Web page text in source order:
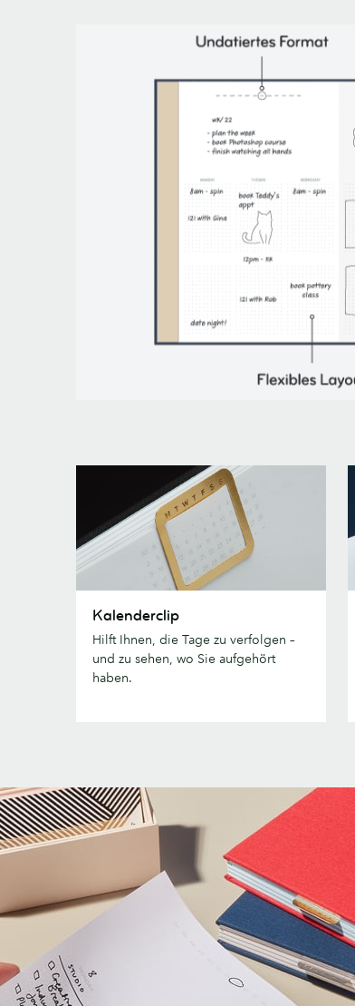
Kalenderclip
Hilft Ihnen, die Tage zu verfolgen –
und zu sehen, wo Sie aufgehört
haben.